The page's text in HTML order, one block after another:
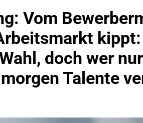
Vom
kippt:
doch wer
Talente